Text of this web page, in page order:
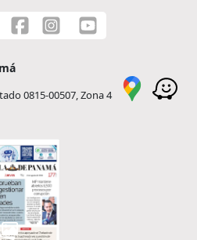
0815-00507, Zona 4